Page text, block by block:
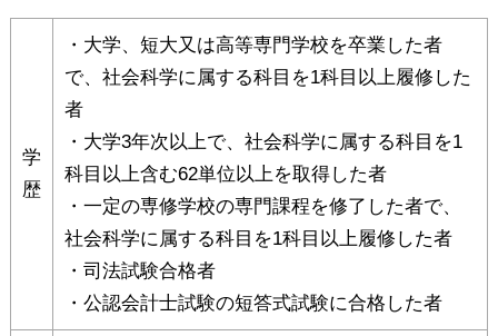
学
歴
・大学、短大又は高等専門学校を卒業した者
で、社会科学に属する科目を1科目以上履修した
者
・大学3年次以上で、社会科学に属する科目を1
科目以上含む62単位以上を取得した者
・一定の専修学校の専門課程を修了した者で、
社会科学に属する科目を1科目以上履修した者
・司法試験合格者
・公認会計士試験の短答式試験に合格した者